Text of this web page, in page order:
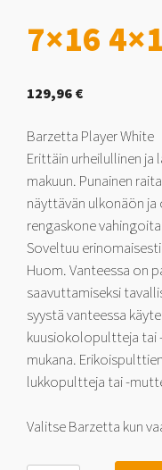
7×16
129,96 €
Barzetta Player White
Erittäin urheilullinen ja
makuun. Punainen
näyttävän ulkonäön
rengaskone
Soveltuu
Huom. Vanteessa on
saavuttamiseksi
syystä vanteessa
kuusiokolopultteja tai
mukana.
lukkopultteja tai -
Valitse Barzetta kun